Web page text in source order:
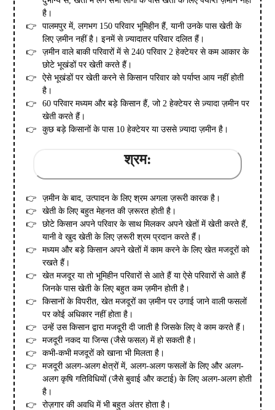
है।
पालमपुर में, लगभग 150 परिवार भूमिहीन हैं, यानी उनके पास खेती के
लिए ज़मीन नहीं है। इनमें से ज़्यादातर परिवार दलित हैं।
ज़मीन वाले बाकी परिवारों में से 240 परिवार 2 हेक्टेयर से कम आकार के
छोटे भूखंडों पर खेती करते हैं।
ऐसे भूखंडों पर खेती करने से किसान परिवार को पर्याप्त आय नहीं होती
है।
60 परिवार मध्यम और बड़े किसान हैं, जो 2 हेक्टेयर से ज़्यादा ज़मीन पर
खेती करते हैं।
कुछ बड़े किसानों के पास 10 हेक्टेयर या उससे ज़्यादा ज़मीन है।
श्रम:
ज़मीन के बाद, उत्पादन के लिए श्रम अगला ज़रूरी कारक है।
खेती के लिए बहुत मेहनत की ज़रूरत होती है।
छोटे किसान अपने परिवार के साथ मिलकर अपने खेतों में खेती करते हैं,
यानी वे खुद खेती के लिए ज़रूरी श्रम प्रदान करते हैं।
मध्यम और बड़े किसान अपने खेतों में काम करने के लिए खेत मजदूरों को
रखते हैं।
खेत मजदूर या तो भूमिहीन परिवारों से आते हैं या ऐसे परिवारों से आते हैं
जिनके पास खेती के लिए बहुत कम ज़मीन होती है।
किसानों के विपरीत, खेत मजदूरों का ज़मीन पर उगाई जाने वाली फसलों
पर कोई अधिकार नहीं होता है।
उन्हें उस किसान द्वारा मजदूरी दी जाती है जिसके लिए वे काम करते हैं।
मजदूरी नकद या जिन्स (जैसे फसल) में हो सकती है।
कभी-कभी मजदूरों को खाना भी मिलता है।
मजदूरी अलग-अलग क्षेत्रों में, अलग-अलग फसलों के लिए और अलग-
अलग कृषि गतिविधियों (जैसे बुवाई और कटाई) के लिए अलग-अलग होती
है।
रोज़गार की अवधि में भी बहुत अंतर होता है।